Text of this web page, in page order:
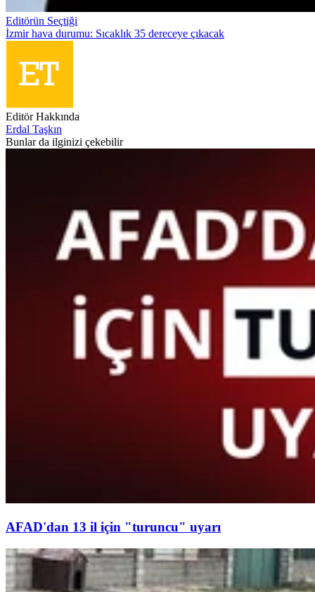
Editörün Seçtiği
İzmir hava durumu: Sıcaklık 35 dereceye çıkacak
Editör Hakkında
Erdal Taşkın
Bunlar da ilginizi çekebilir
AFAD'dan 13 il için "turuncu" uyarı